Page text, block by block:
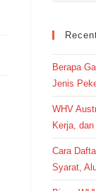
Berapa
Jenis
WHV
Kerja,
Cara
Syarat,